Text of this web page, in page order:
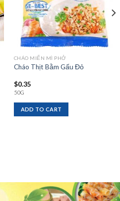
CHÁO MIẾN MÌ PHỞ
Cháo Thịt Bằm Gấu Đỏ
$0.35
50G
ADD TO CART